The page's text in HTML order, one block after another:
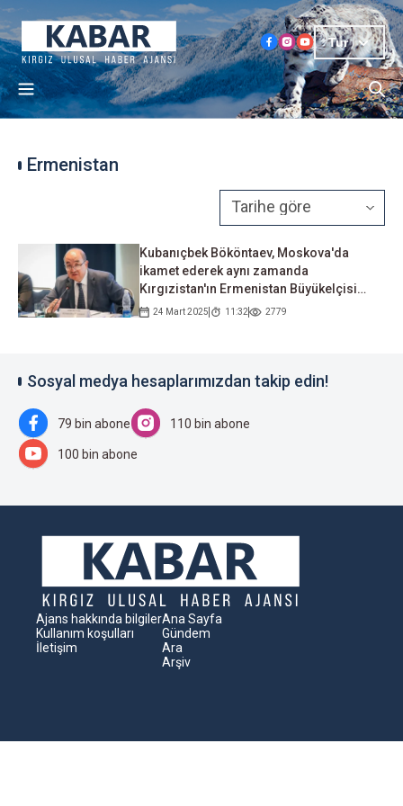
Tur
Ermenistan
Kubanıçbek Bököntaev, Moskova'da
ikamet ederek aynı zamanda
Kırgızistan'ın Ermenistan Büyükelçisi
olarak atandı
24 Mart 2025 11:32 2779
Sosyal medya hesaplarımızdan takip edin!
79 bin abone 110 bin abone
100 bin abone
Ajans hakkında bilgiler
Kullanım koşulları
İletişim
Ana Sayfa
Gündem
Ara
Arşiv